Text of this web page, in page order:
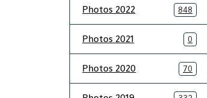
Photos 2022 848
Photos 2021 0
Photos 2020 70